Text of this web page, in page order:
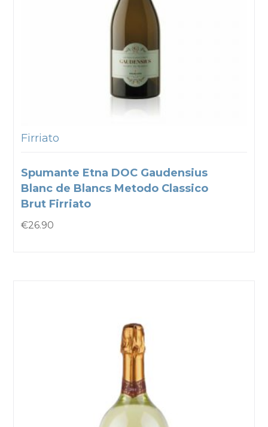
Firriato
Spumante Etna DOC Gaudensius
Blanc de Blancs Metodo Classico
Brut Firriato
€26.90